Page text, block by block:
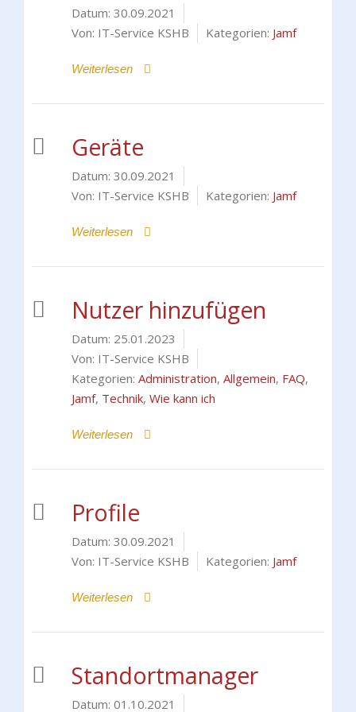
Datum: 30.09.2021
Von: IT-Service KSHB Kategorien: Jamf
Weiterlesen
Geräte
Datum: 30.09.2021
Von: IT-Service KSHB Kategorien: Jamf
Weiterlesen
Nutzer hinzufügen
Datum: 25.01.2023
Von: IT-Service KSHB
Kategorien: Administration, Allgemein, FAQ,
Jamf, Technik, Wie kann ich
Weiterlesen
Profile
Datum: 30.09.2021
Von: IT-Service KSHB Kategorien: Jamf
Weiterlesen
Standortmanager
Datum: 01.10.2021